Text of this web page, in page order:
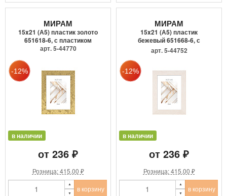
МИРАМ
15x21 (А5) пластик золото
651618-6, с пластиком
арт. 5-44770
в наличии
от 236 ₽
Розница: 415.00 ₽
в корзину
МИРАМ
15x21 (А5) пластик
бежевый 651668-6, с
пластиком
арт. 5-44752
в наличии
от 236 ₽
Розница: 415.00 ₽
в корзину